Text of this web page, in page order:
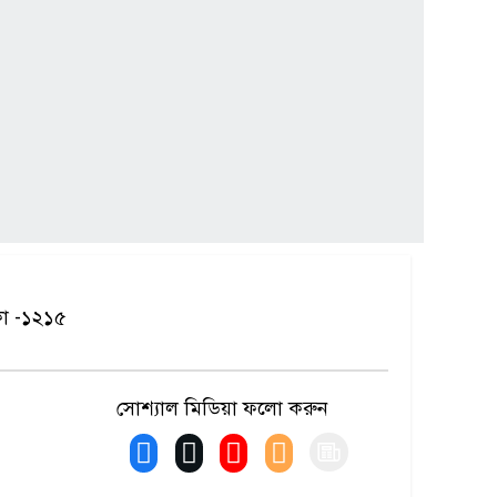
-১২১৫
সোশ্যাল মিডিয়া ফলো করুন